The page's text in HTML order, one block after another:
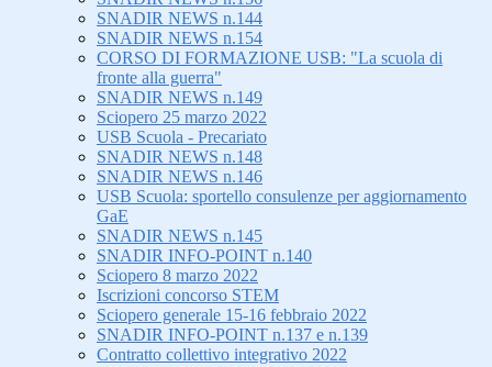
SNADIR NEWS n.144
SNADIR NEWS n.154
CORSO DI FORMAZIONE USB: "La scuola di
fronte alla guerra"
SNADIR NEWS n.149
Sciopero 25 marzo 2022
USB Scuola - Precariato
SNADIR NEWS n.148
SNADIR NEWS n.146
USB Scuola: sportello consulenze per aggiornamento
GaE
SNADIR NEWS n.145
SNADIR INFO-POINT n.140
Sciopero 8 marzo 2022
Iscrizioni concorso STEM
Sciopero generale 15-16 febbraio 2022
SNADIR INFO-POINT n.137 e n.139
Contratto collettivo integrativo 2022